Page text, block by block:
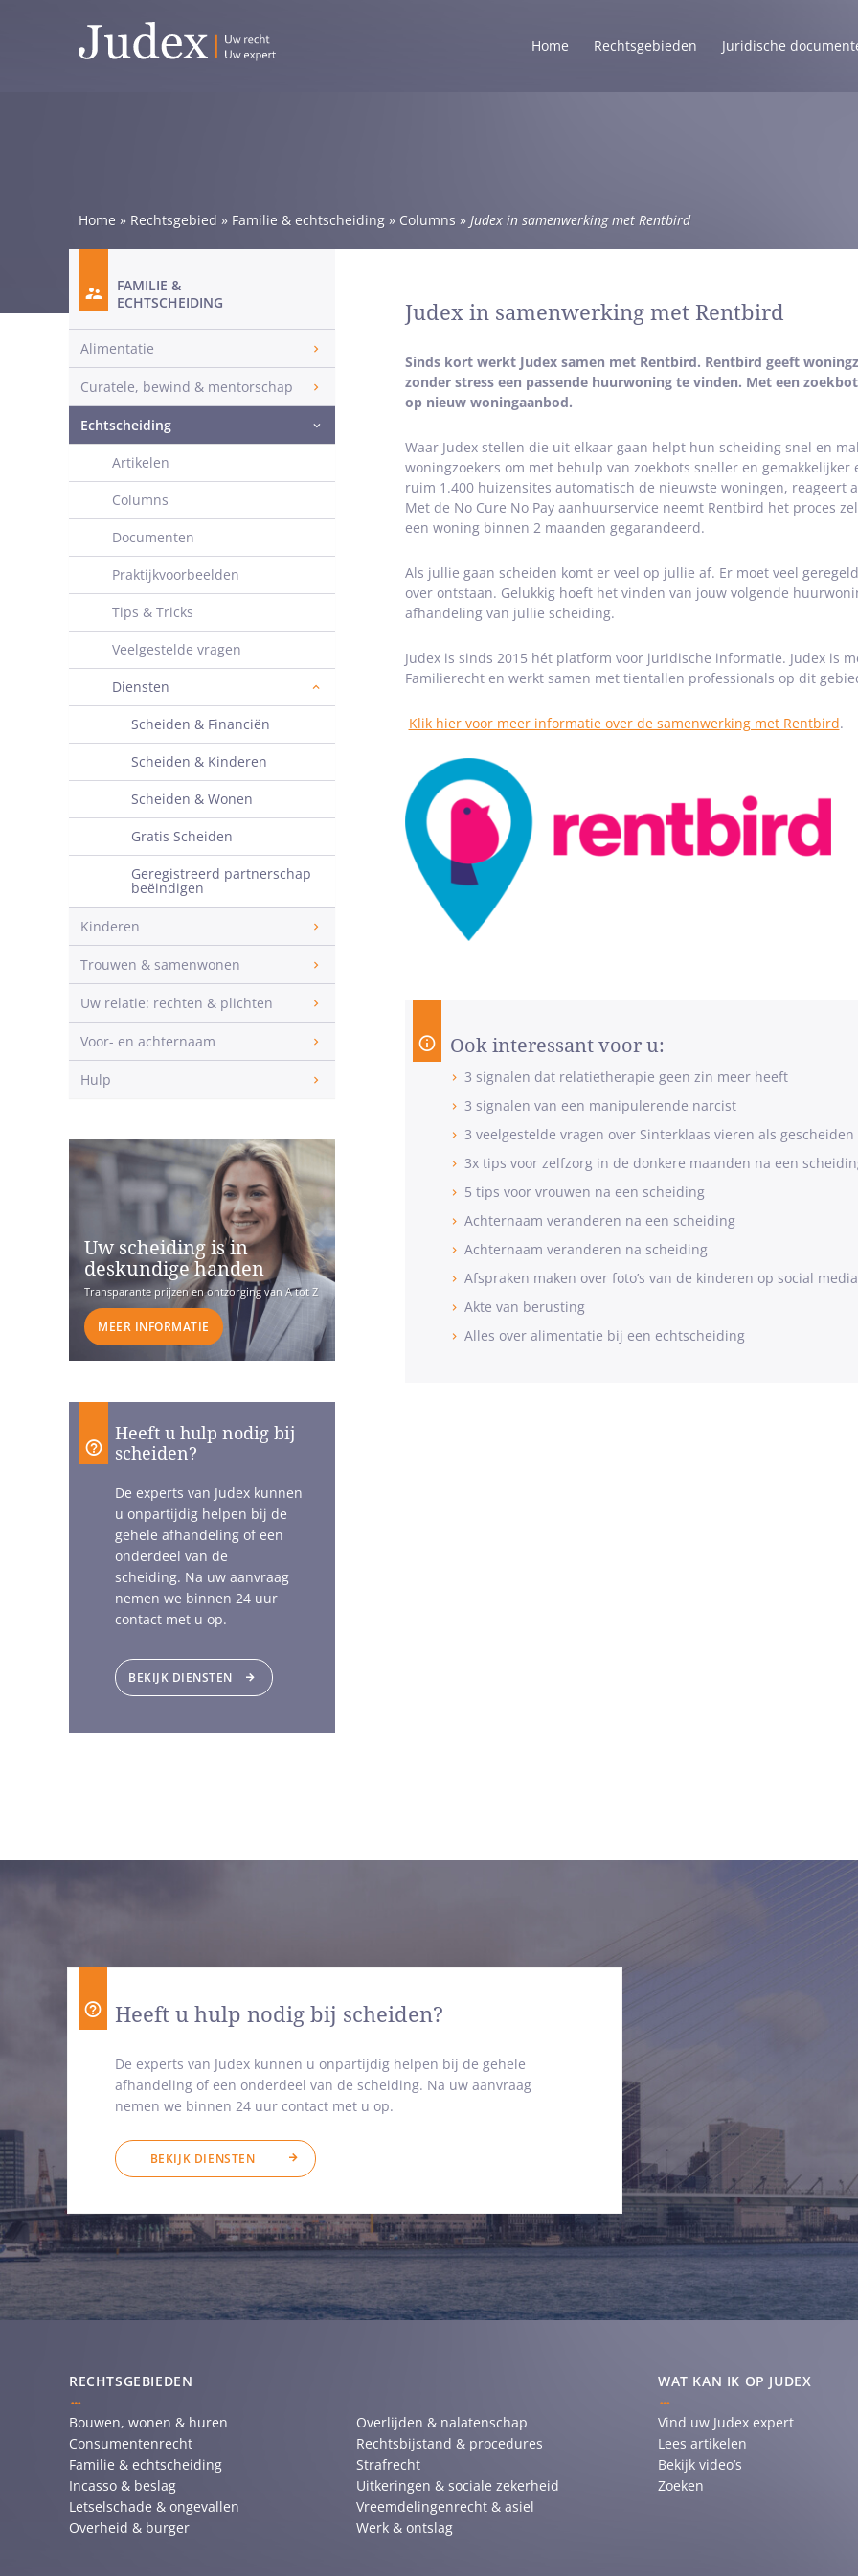
Home Rechtsgebieden Juridische
Home » Rechtsgebied » Familie & echtscheiding » Columns » Judex in samenwerking met Rentbird
Judex in samenwerking met Rentbird
Sinds kort werkt Judex samen met Rentbird. Rentbird geeft
zonder stress een passende huurwoning te vinden. Met een
op nieuw woningaanbod.
Waar Judex stellen die uit elkaar gaan helpt hun scheiding snel en
woningzoekers om met behulp van zoekbots sneller en
ruim 1.400 huizensites automatisch de nieuwste woningen, reageert
Met de No Cure No Pay aanhuurservice neemt Rentbird het proces
een woning binnen 2 maanden gegarandeerd.
Als jullie gaan scheiden komt er veel op jullie af. Er moet veel
over ontstaan. Gelukkig hoeft het vinden van jouw volgende
afhandeling van jullie scheiding.
Judex is sinds 2015 hét platform voor juridische informatie. Judex is
Familierecht en werkt samen met tientallen professionals op dit
Klik hier voor meer informatie over de samenwerking met Rentbird.
Ook interessant voor u:
3 signalen dat relatietherapie geen zin meer heeft
3 signalen van een manipulerende narcist
3 veelgestelde vragen over Sinterklaas vieren als
3x tips voor zelfzorg in de donkere maanden na een
5 tips voor vrouwen na een scheiding
Achternaam veranderen na een scheiding
Achternaam veranderen na scheiding
Afspraken maken over foto’s van de kinderen op social media
Akte van berusting
Alles over alimentatie bij een echtscheiding
FAMILIE &
ECHTSCHEIDING
Alimentatie
Curatele, bewind & mentorschap
Echtscheiding
Artikelen
Columns
Documenten
Praktijkvoorbeelden
Tips & Tricks
Veelgestelde vragen
Diensten
Scheiden & Financiën
Scheiden & Kinderen
Scheiden & Wonen
Gratis Scheiden
Geregistreerd partnerschap
beëindigen
Kinderen
Trouwen & samenwonen
Uw relatie: rechten & plichten
Voor- en achternaam
Hulp
Uw scheiding is in
deskundige handen
Transparante prijzen en ontzorging van A tot Z
MEER INFORMATIE
Heeft u hulp nodig bij
scheiden?
De experts van Judex kunnen
u onpartijdig helpen bij de
gehele afhandeling of een
onderdeel van de
scheiding. Na uw aanvraag
nemen we binnen 24 uur
contact met u op.
BEKIJK DIENSTEN
Heeft u hulp nodig bij scheiden?
De experts van Judex kunnen u onpartijdig helpen bij de gehele
afhandeling of een onderdeel van de scheiding. Na uw aanvraag
nemen we binnen 24 uur contact met u op.
BEKIJK DIENSTEN
RECHTSGEBIEDEN
Bouwen, wonen & huren
Consumentenrecht
Familie & echtscheiding
Incasso & beslag
Letselschade & ongevallen
Overheid & burger
Overlijden & nalatenschap
Rechtsbijstand & procedures
Strafrecht
Uitkeringen & sociale zekerheid
Vreemdelingenrecht & asiel
Werk & ontslag
WAT KAN IK OP JUDEX
Vind uw Judex expert
Lees artikelen
Bekijk video’s
Zoeken